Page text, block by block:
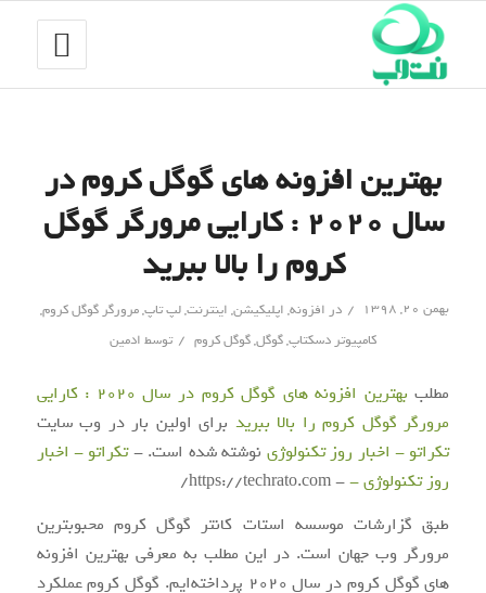
بهترین افزونه های گوگل کروم در
سال ۲۰۲۰ : کارایی مرورگر گوگل
کروم را بالا ببرید
بهمن ۲۰, ۱۳۹۸ / در افزونه, اپلیکیشن, اینترنت,لپ تاپ,مرورگر گوگل کروم,
کامپیوتر دسکتاپ,گوگل,گوگل کروم / توسط ادمین
مطلب
بهترین افزونه های گوگل کروم در سال 2020 : کارایی
مرورگر گوگل کروم را بالا ببرید برای اولین بار در وب سایت
تکراتو - اخبار روز تکنولوژی نوشته شده است. -تکراتو - اخبار
روز تکنولوژی -- https://techrato.com/
طبق گزارشات موسسه استات کانتر گوگل کروم محبوبترین
مرورگر وب جهان است. در این مطلب به معرفی بهترین افزونه
های گوگل کروم در سال 2020 پرداخته‌ایم. گوگل کروم عملکرد